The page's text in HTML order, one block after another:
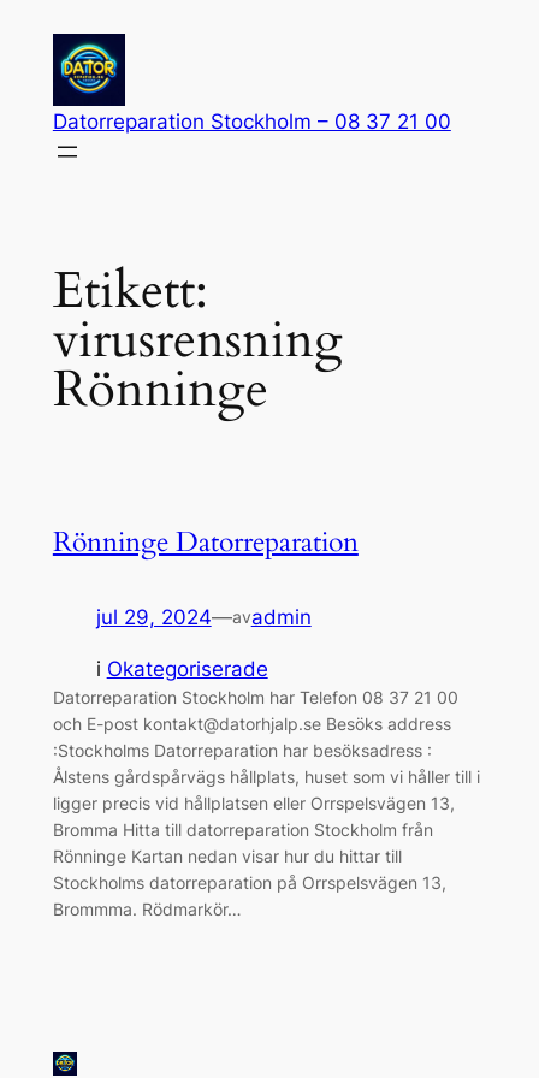
innehåll
Datorreparation Stockholm – 08 37 21 00
Etikett:
virusrensning
Rönninge
Rönninge Datorreparation
jul 29, 2024—avadmin
i Okategoriserade
Datorreparation Stockholm har Telefon 08 37 21 00
och E-post kontakt@datorhjalp.se Besöks address
:Stockholms Datorreparation har besöksadress :
Ålstens gårdspårvägs hållplats, huset som vi håller till i
ligger precis vid hållplatsen eller Orrspelsvägen 13,
Bromma Hitta till datorreparation Stockholm från
Rönninge Kartan nedan visar hur du hittar till
Stockholms datorreparation på Orrspelsvägen 13,
Brommma. Rödmarkör…